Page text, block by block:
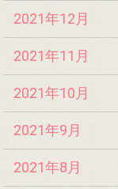
2021年12月
2021年11月
2021年10月
2021年9月
2021年8月